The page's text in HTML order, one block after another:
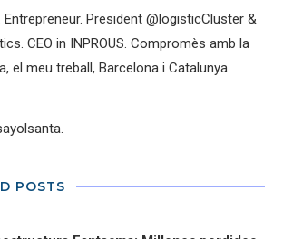
Entrepreneur. President @logisticCluster &
CEO in INPROUS. Compromès amb la
el meu treball, Barcelona i Catalunya.
POSTS